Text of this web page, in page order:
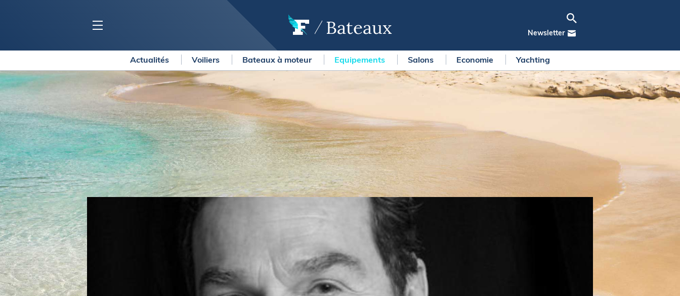
Bateaux Newsletter
BLOC MARINE
Ports
Carnets de voyage
Dossiers de la rédaction
Collection Bloc Marine
Application Bloc Marine
Règlementation
BATEAUX
Courses au large
La Solitaire du Figaro Paprec
Transat Paprec
Vendée Globe
Arkea Ultim Challenge
Route du Rhum - Destination
Guadeloupe
Transat Café l'Or
Plongée
Glisse
MÉTÉO MARINE
Shopping
Culture nautique
Gastronomie
Blogs
SERVICES
Nos magazines
La newsletter
METEO CONSULT Marine
Briefings
FLASH INFO
Actualités Voiliers Bateaux à moteur Equipements Salons Economie Yachting